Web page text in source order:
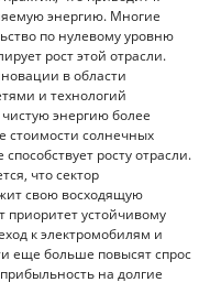
энергию. Многие
по нулевому уровню
рост этой отрасли.
в области
и технологий
энергию более
стоимости солнечных
росту отрасли.
что сектор
свою восходящую
приоритет устойчивому
к электромобилям и
еще больше повысят спрос
на долгие